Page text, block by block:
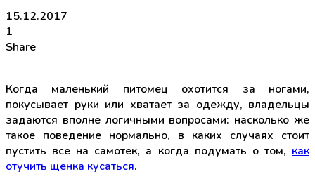
15.12.2017
1
Share
Когда маленький питомец охотится за ногами,
покусывает руки или хватает за одежду, владельцы
задаются вполне логичными вопросами: насколько же
такое поведение нормально, в каких случаях стоит
пустить все на самотек, а когда подумать о том, как
отучить щенка кусаться.